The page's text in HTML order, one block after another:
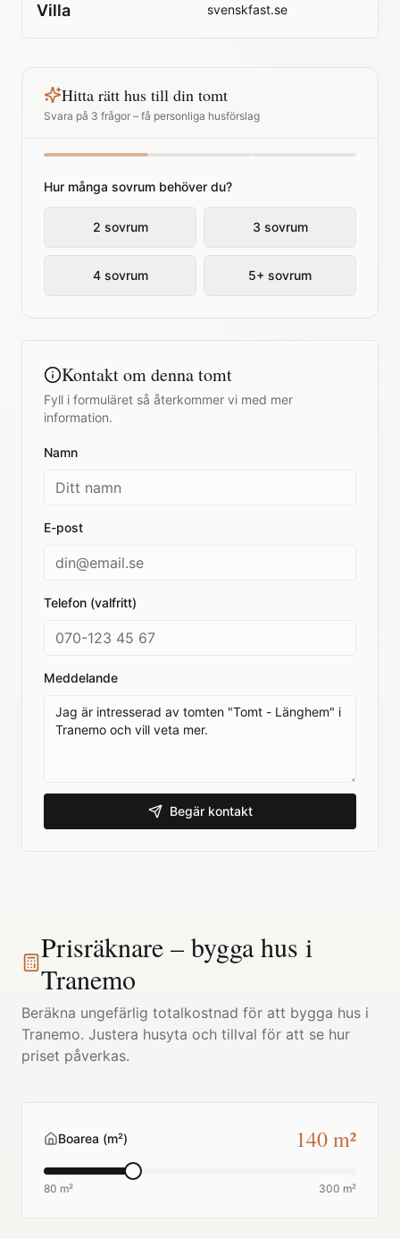
Villa svenskfast.se
Hitta rätt hus till din tomt
Svara på 3 frågor – få personliga husförslag
Hur många sovrum behöver du?
2 sovrum 3 sovrum
4 sovrum 5+ sovrum
Kontakt om denna tomt
Fyll i formuläret så återkommer vi med mer
information.
Namn
E-post
Telefon (valfritt)
Meddelande
Begär kontakt
Prisräknare – bygga hus i
Tranemo
Beräkna ungefärlig totalkostnad för att bygga hus i
Tranemo. Justera husyta och tillval för att se hur
priset påverkas.
Boarea (m²) 140m²
80 m² 300 m²